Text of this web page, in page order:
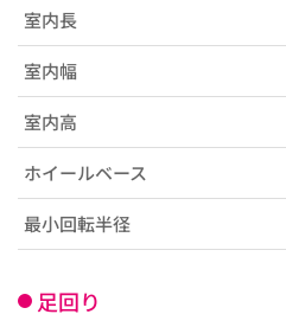
室内長
室内幅
室内高
ホイールベース
最小回転半径
足回り